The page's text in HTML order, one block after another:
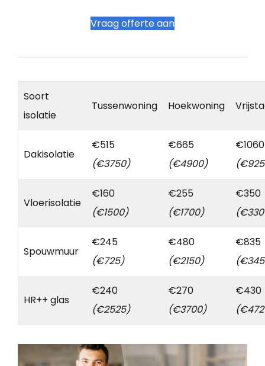
Vraag offerte aan
Soort
isolatie
Tussenwoning Hoekwoning
Dakisolatie
€515
(€3750)
€665
(€4900)
€1060
Vloerisolatie
€160
(€1500)
€255
(€1700)
€350
Spouwmuur
€245
(€725)
€480
(€2150)
€835
HR++ glas
€240
(€2525)
€270
(€3700)
€430